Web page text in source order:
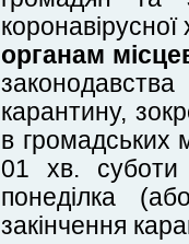
органам
карантину,
в громадських
01 хв. суботи
понеділка
закінчення